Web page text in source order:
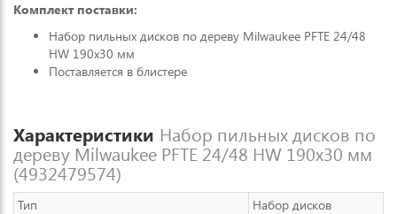
Комплект поставки:
Набор пильных дисков по дереву Milwaukee PFTE 24/48
HW 190x30 мм
Поставляется в блистере
Характеристики Набор пильных дисков по
дереву Milwaukee PFTE 24/48 HW 190x30 мм
(4932479574)
Тип
Набор дисков